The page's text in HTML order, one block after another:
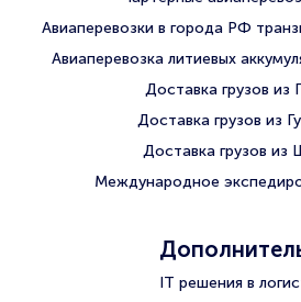
Авиаперевозки в города РФ
Авиаперевозка литиевых
Доставка грузов из
Доставка грузов из
Доставка грузов из
Международное
IT решения в